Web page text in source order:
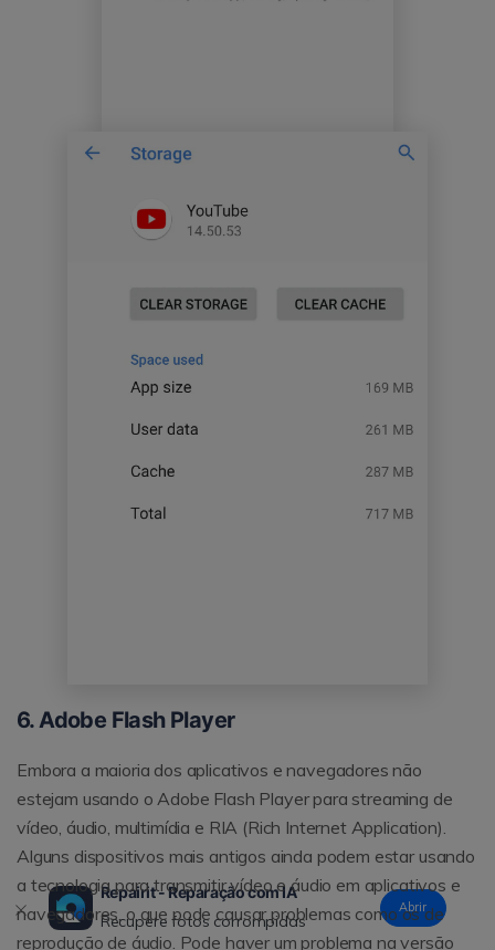
6. Adobe Flash Player
Embora a maioria dos aplicativos e navegadores não
estejam usando o Adobe Flash Player para streaming de
vídeo, áudio, multimídia e RIA (Rich Internet Application).
Alguns dispositivos mais antigos ainda podem estar usando
a tecnologia para transmitir vídeo e áudio em aplicativos e
navegadores, o que pode causar problemas como os de
reprodução de áudio. Pode haver um problema na versão
Repairit - Reparação com IA
Recupere fotos corrompidas
Abrir